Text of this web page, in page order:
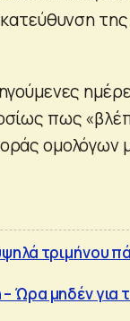
πως
ομολόγων
τριμήνου
– Ώρα μηδέν για